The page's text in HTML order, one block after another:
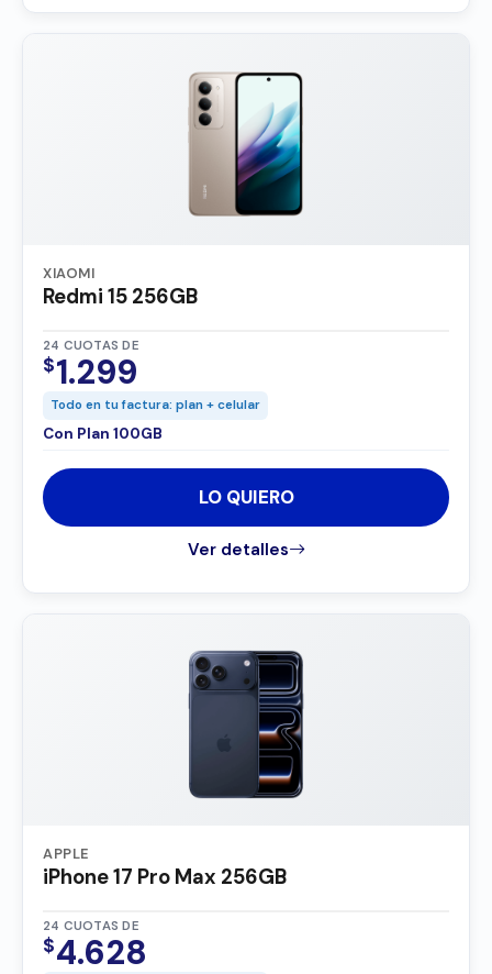
XIAOMI
Redmi 15 256GB
24 CUOTAS DE
$1.299
Todo en tu factura: plan + celular
Con Plan 100GB
LO QUIERO
Ver detalles
APPLE
iPhone 17 Pro Max 256GB
24 CUOTAS DE
$4.628